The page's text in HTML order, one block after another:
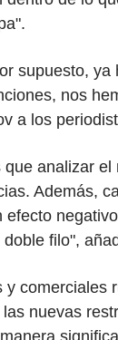
supuesto, ya
nos
a los
analizar el
Además,
filo",
comerciales
nuevas